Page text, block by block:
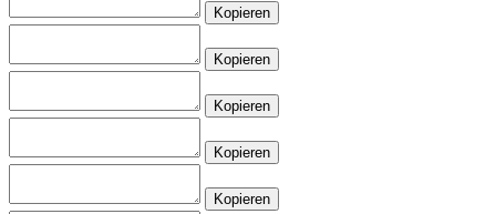
Kopieren
Kopieren
Kopieren
Kopieren
Kopieren